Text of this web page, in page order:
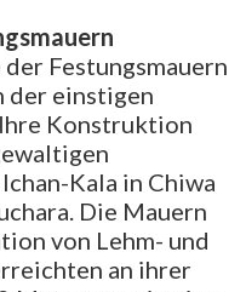
Festungsmauern
der einstigen
Konstruktion
Kala in Chiwa
Die Mauern
von Lehm- und
an ihrer